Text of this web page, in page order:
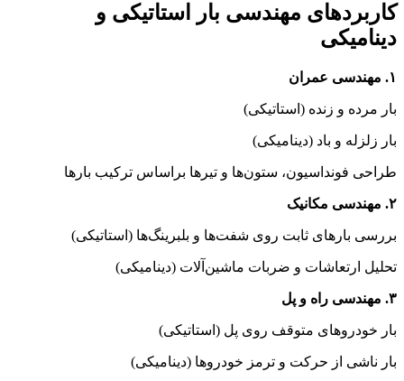
کاربردهای مهندسی بار استاتیکی و
دینامیکی
۱. مهندسی عمران
بار مرده و زنده (استاتیکی)
بار زلزله و باد (دینامیکی)
طراحی فونداسیون، ستون‌ها و تیرها براساس ترکیب بارها
۲. مهندسی مکانیک
بررسی بارهای ثابت روی شفت‌ها و بلبرینگ‌ها (استاتیکی)
تحلیل ارتعاشات و ضربات ماشین‌آلات (دینامیکی)
۳. مهندسی راه و پل
بار خودروهای متوقف روی پل (استاتیکی)
بار ناشی از حرکت و ترمز خودروها (دینامیکی)